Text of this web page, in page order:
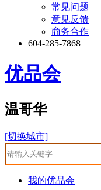
常见问题
意见反馈
商务合作
604-285-7868
优品会
温哥华
[切换城市]
我的优品会